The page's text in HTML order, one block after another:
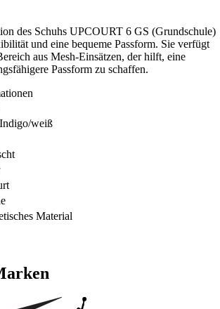
des Schuhs UPCOURT 6 GS (Grundschule)
und eine bequeme Passform. Sie verfügt
aus Mesh-Einsätzen, der hilft, eine
Passform zu schaffen.
weiß
Material